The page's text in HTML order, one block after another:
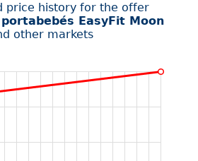
price history for the offer
EasyFit Moon
other markets